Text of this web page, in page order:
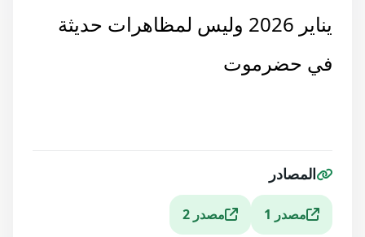
يناير 2026 وليس لمظاهرات حديثة
في حضرموت
المصادر
مصدر 1 مصدر 2